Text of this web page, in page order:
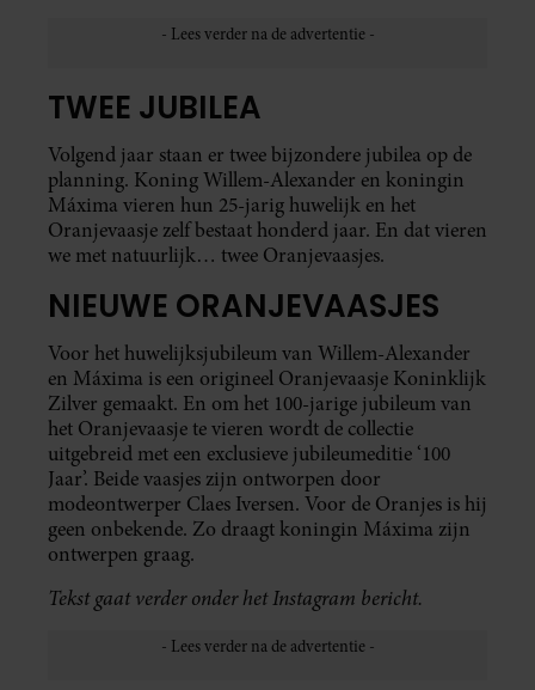
TWEE JUBILEA
Volgend jaar staan er twee bijzondere jubilea op de
planning. Koning Willem-Alexander en koningin
Máxima vieren hun 25-jarig huwelijk en het
Oranjevaasje zelf bestaat honderd jaar. En dat vieren
we met natuurlijk… twee Oranjevaasjes.
NIEUWE ORANJEVAASJES
Voor het huwelijksjubileum van Willem-Alexander
en Máxima is een origineel Oranjevaasje Koninklijk
Zilver gemaakt. En om het 100-jarige jubileum van
het Oranjevaasje te vieren wordt de collectie
uitgebreid met een exclusieve jubileumeditie ‘100
Jaar’. Beide vaasjes zijn ontworpen door
modeontwerper Claes Iversen. Voor de Oranjes is hij
geen onbekende. Zo draagt koningin Máxima zijn
ontwerpen graag.
Tekst gaat verder onder het Instagram bericht.